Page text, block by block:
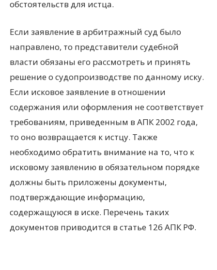
обстоятельств для истца.
Если заявление в арбитражный суд было
направлено, то представители судебной
власти обязаны его рассмотреть и принять
решение о судопроизводстве по данному иску.
Если исковое заявление в отношении
содержания или оформления не соответствует
требованиям, приведенным в АПК 2002 года,
то оно возвращается к истцу. Также
необходимо обратить внимание на то, что к
исковому заявлению в обязательном порядке
должны быть приложены документы,
подтверждающие информацию,
содержащуюся в иске. Перечень таких
документов приводится в статье 126 АПК РФ.